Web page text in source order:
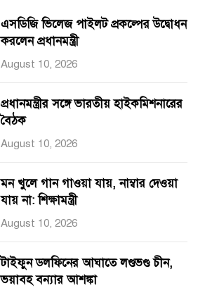
এসডিজি ভিলেজ পাইলট প্রকল্পের উদ্বোধন
করলেন প্রধানমন্ত্রী
August 10, 2026
প্রধানমন্ত্রীর সঙ্গে ভারতীয় হাইকমিশনারের
বৈঠক
August 10, 2026
মন খুলে গান গাওয়া যায়, নাম্বার দেওয়া
যায় না: শিক্ষামন্ত্রী
August 10, 2026
টাইফুন ডলফিনের আঘাতে লণ্ডভণ্ড চীন,
ভয়াবহ বন্যার আশঙ্কা